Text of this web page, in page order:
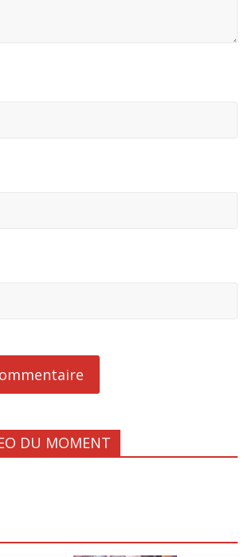
DU MOMENT